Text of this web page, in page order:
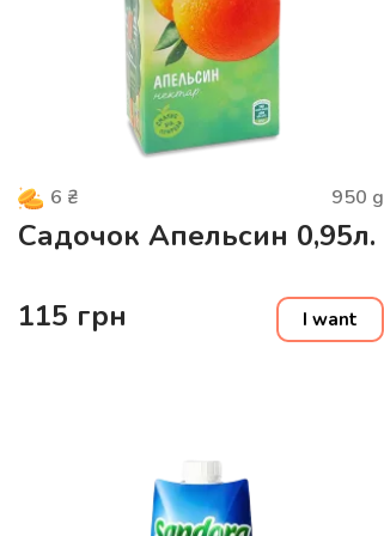
6 ₴ 950 g
Садочок Апельсин 0,95л.
115 грн I want